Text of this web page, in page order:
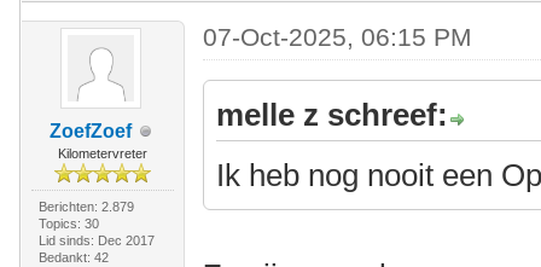
ZoefZoef
Kilometervreter
Berichten: 2.879
Topics: 30
Lid sinds: Dec 2017
Bedankt: 42
07-Oct-2025, 06:15 PM
melle z schreef:
Ik heb nog nooit een